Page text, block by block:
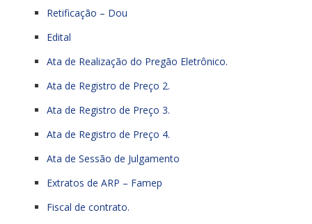
Retificação – Dou
Edital
Ata de Realização do Pregão Eletrônico.
Ata de Registro de Preço 2.
Ata de Registro de Preço 3.
Ata de Registro de Preço 4.
Ata de Sessão de Julgamento
Extratos de ARP – Famep
Fiscal de contrato.